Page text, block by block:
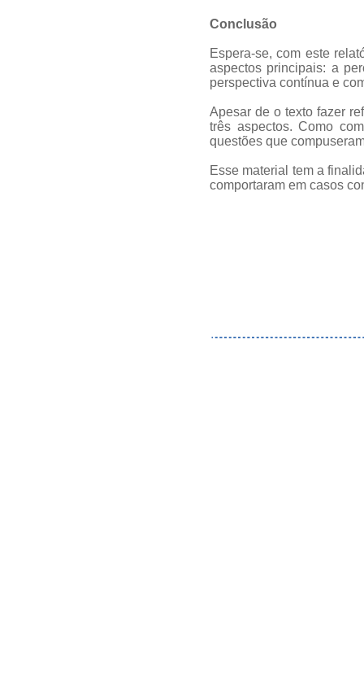
Conclusão
Espera-se, com este
aspectos principais: a
perspectiva contínua e
Apesar de o texto fazer
três aspectos. Como
questões que
Esse material tem a
comportaram em casos